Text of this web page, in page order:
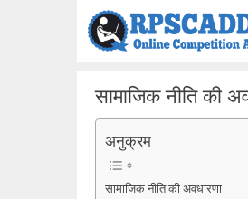
सामाजिक नीति की
अनुक्रम
सामाजिक नीति की अवधारणा